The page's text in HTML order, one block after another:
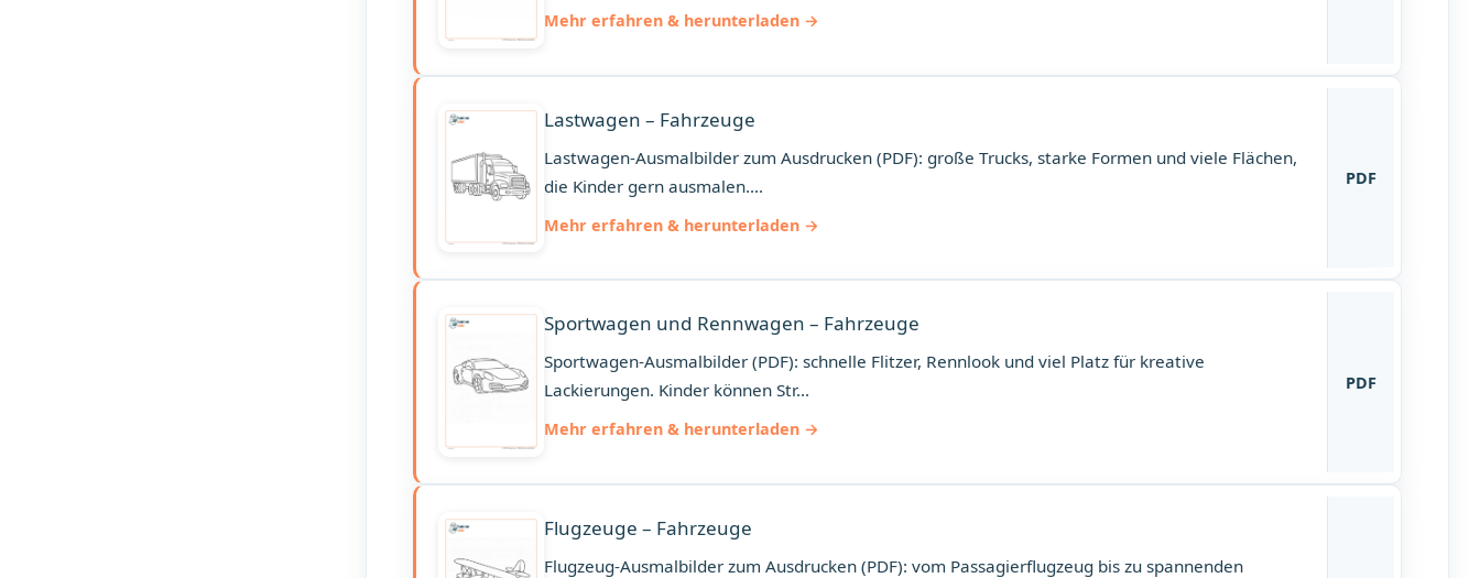
Mehr erfahren & herunterladen
Lastwagen – Fahrzeuge
Lastwagen-Ausmalbilder zum Ausdrucken (PDF): große Trucks, starke Formen und viele Flächen,
die Kinder gern ausmalen....
Mehr erfahren & herunterladen
PDF
Sportwagen und Rennwagen – Fahrzeuge
Sportwagen-Ausmalbilder (PDF): schnelle Flitzer, Rennlook und viel Platz für kreative
Lackierungen. Kinder können Str...
Mehr erfahren & herunterladen
PDF
Flugzeuge – Fahrzeuge
Flugzeug-Ausmalbilder zum Ausdrucken (PDF): vom Passagierflugzeug bis zu spannenden